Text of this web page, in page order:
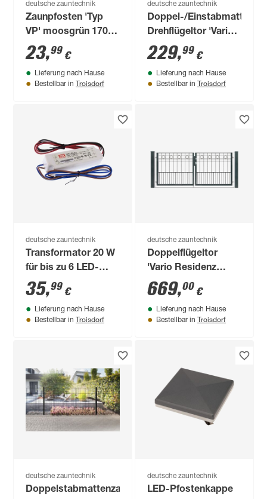
deutsche zauntechnik
Zaunpfosten 'Typ
VP' moosgrün 170
cm, für
Zaunelemente bis
123 cm Höhe
23,99 €
Lieferung nach Hause
Bestellbar in Troisdorf
deutsche zauntechnik
Doppel-/Einstabmatten-
Drehflügeltor 'Vario
light Michl'
anthrazitgrau 96 x
103 cm
229,99 €
Lieferung nach Hause
Bestellbar in Troisdorf
deutsche zauntechnik
Transformator 20 W
für bis zu 6 LED-
Pfostenkappen
35,99 €
Lieferung nach Hause
Bestellbar in Troisdorf
deutsche zauntechnik
Doppelflügeltor
'Vario Residenz
klassik Turin'
anthrazitgrau 202 x
81 cm
669,00 €
Lieferung nach Hause
Bestellbar in Troisdorf
deutsche zauntechnik
Doppelstabmattenzaun-
deutsche zauntechnik
LED-Pfostenkappe